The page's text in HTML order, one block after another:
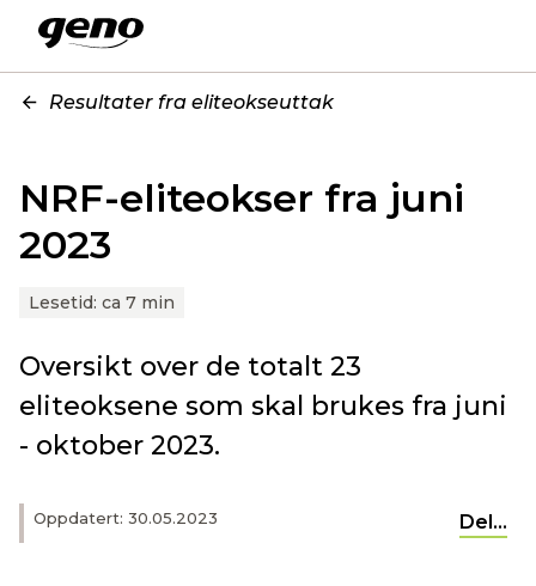
Resultater fra eliteokseuttak
NRF-eliteokser fra juni
2023
Lesetid: ca 7 min
Oppdatert: 30.05.2023 Del...
Oversikt over de totalt 23
eliteoksene som skal brukes fra juni
- oktober 2023.